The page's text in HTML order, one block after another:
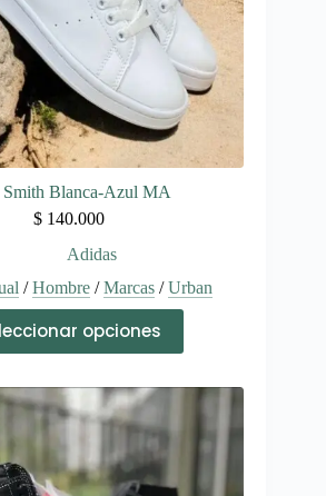
producto
Smith Blanca-Azul MA
$ 140.000
Adidas
/Hombre/Marcas/Urban
opciones
producto
tiene
variantes.
Las
pueden